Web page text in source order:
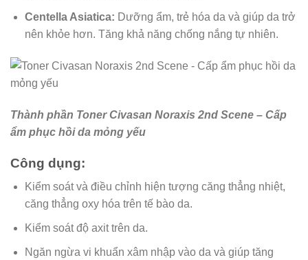
Centella Asiatica: Dưỡng ẩm, trẻ hóa da và giúp da trở
nên khỏe hơn. Tăng khả năng chống nắng tự nhiên.
Thành phần Toner Civasan Noraxis 2nd Scene – Cấp
ẩm phục hồi da mỏng yếu
Công dụng:
Kiểm soát và điều chỉnh hiện tượng căng thẳng nhiệt,
căng thẳng oxy hóa trên tế bào da.
Kiểm soát độ axit trên da.
Ngăn ngừa vi khuẩn xâm nhập vào da và giúp tăng